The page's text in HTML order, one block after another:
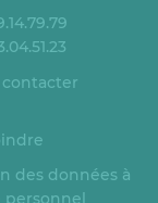
contacter
des données à
personnel